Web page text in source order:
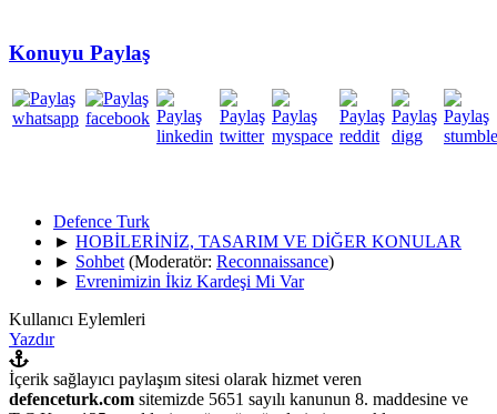
Konuyu Paylaş
Defence Turk
► HOBİLERİNİZ, TASARIM VE DİĞER KONULAR
► Sohbet (Moderatör: Reconnaissance)
► Evrenimizin İkiz Kardeşi Mi Var
Kullanıcı Eylemleri
Yazdır
İçerik sağlayıcı paylaşım sitesi olarak hizmet veren
defenceturk.com sitemizde 5651 sayılı kanunun 8. maddesine ve